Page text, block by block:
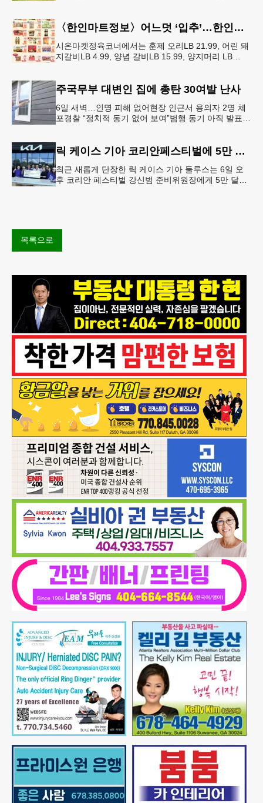
〈한인마트정보〉어느덧 ‘입추’…한인마트 먹거리로 가족 입맛 챙기기
시온마켓정육코너에서는 훈제 오리LB 21.99, 어린 돼
지갈비LB 4.99, 양념 갈비LB 15.99, 양지머리 LB
주국무부 대변인 집에 총탄 30여발 난사
6일 새벽…인명 피해 없어현장 인근서 용의자 2명 체
포경찰 “정치적 동기 없어 보여”범행 동기 아직 발표
릭 케이스 기아 코리안페스티벌에 5만 달러 후원
최근 새롭게 단장한 릭 케이스 기아 둘루스는 6일 오
후 코리안 페스티벌 강신범 준비위원장에게 5만 달러
목록으로